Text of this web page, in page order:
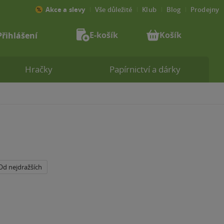
nejdražších
Hračky Papírnictví a dárky
Akce a slevy Vše důležité Klub Blog Prodejny
E-košík Košík